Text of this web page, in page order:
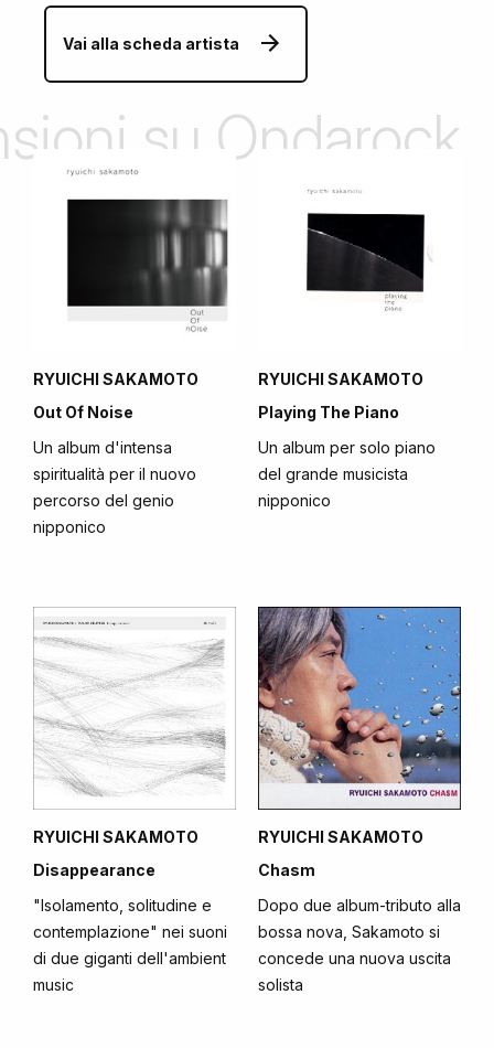
Vai alla scheda artista
su Ondarock
RYUICHI SAKAMOTO
Out Of Noise
Un album d'intensa
spiritualità per il nuovo
percorso del genio
nipponico
RYUICHI SAKAMOTO
Playing The Piano
Un album per solo piano
del grande musicista
nipponico
RYUICHI SAKAMOTO
Disappearance
"Isolamento, solitudine e
contemplazione" nei suoni
di due giganti dell'ambient
music
RYUICHI SAKAMOTO
Chasm
Dopo due album-tributo alla
bossa nova, Sakamoto si
concede una nuova uscita
solista